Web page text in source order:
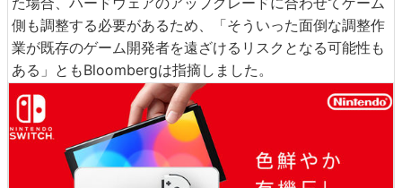
側も調整する必要があるため、「そういった面倒な調整作
業が既存のゲーム開発者を遠ざけるリスクとなる可能性も
ある」ともBloombergは指摘しました。